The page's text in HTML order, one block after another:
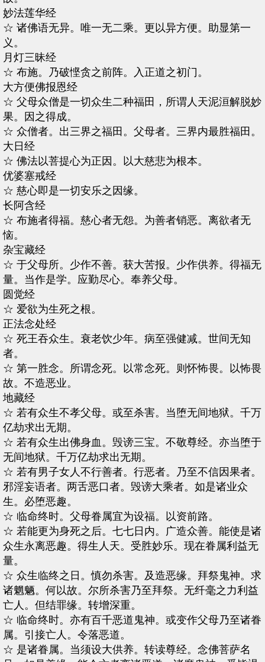
妙法莲华经
☆ 诸佛语无异。唯一无二乘。更以异方便。助显第一
义。
月灯三昧经
☆ 布施。乃破悭贪之前阵。入正道之初门。
大方便佛报恩经
☆ 父母众僧是一切众生二种福田，所谓人天泥洹解脱妙
果。因之得成。
☆ 众僧者。出三界之福田。父母者。三界内最胜福田。
大日经
☆ 佛法以菩提心为正因。以大慈悲为根本。
优婆塞戒经
☆ 慈心即是一切安乐之因缘。
长阿含经
☆ 布施者得福。慈心者无怨。为善者销恶。离欲者无
恼。
杂宝藏经
☆ 于父母所。少作不善。获大苦报。少作供养。得福无
量。当作是学。应勤尽心。奉养父母。
圆觉经
☆ 爱欲为生死之根。
正法念处经
☆ 死王吞众生。衰老饮少年。病至强健减。世间无知
者。
☆ 第一胜念。所谓念死。以常念死。则怀怖畏。以怖畏
故。不造恶业。
地藏经
☆ 若有众生不孝父母。或至杀害。当堕无间地狱。千万
亿劫求出无期。
☆ 若有众生出佛身血。毁谤三宝。不敬尊经。亦当堕于
无间地狱。千万亿劫求出无期。
☆ 若有男子女人不行善者。行恶者。乃至不信因果者。
邪淫妄语者。两舌恶口者。毁谤大乘者。如是诸业众
生。必堕恶趣。
☆ 临命终时。父母眷属宜为设福。以资前路。
☆ 若能更为身死之后。七七日内。广造众善。能使是诸
众生永离恶趣。得生人天。受胜妙乐。现在眷属利益无
量。
☆ 众生临终之日。慎勿杀害。及造恶缘。拜祭鬼神。求
诸魍魉。何以故。尔所杀害乃至拜祭。无纤毫之力利益
亡人。但结罪缘。转增深重。
☆ 临命终时。亦有百千恶道鬼神。或变作父母乃至诸眷
属。引接亡人。令落恶道。
☆ 是诸眷属。当须设大供养。转读尊经。念佛菩萨名